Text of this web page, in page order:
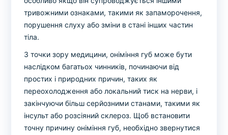
тривожними ознаками, такими як запаморочення,
порушення слуху або зміни в стані інших частин
тіла.
З точки зору медицини, оніміння губ може бути
наслідком багатьох чинників, починаючи від
простих і природних причин, таких як
переохолодження або локальний тиск на нерви, і
закінчуючи більш серйозними станами, такими як
інсульт або розсіяний склероз. Щоб встановити
точну причину оніміння губ, необхідно звернутися